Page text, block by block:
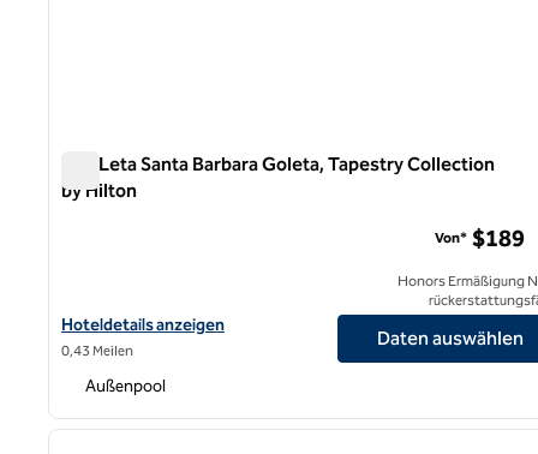
The Leta Santa Barbara Goleta, Tapestry Collection
by Hilton
Hoteldetails für The Leta Santa Barbara Goleta, Tapestry
Hoteldetails anzeigen
0,43 Meilen
Von* $189
Honors Ermäßigung
Daten auswählen
Außenpool
1 von 12